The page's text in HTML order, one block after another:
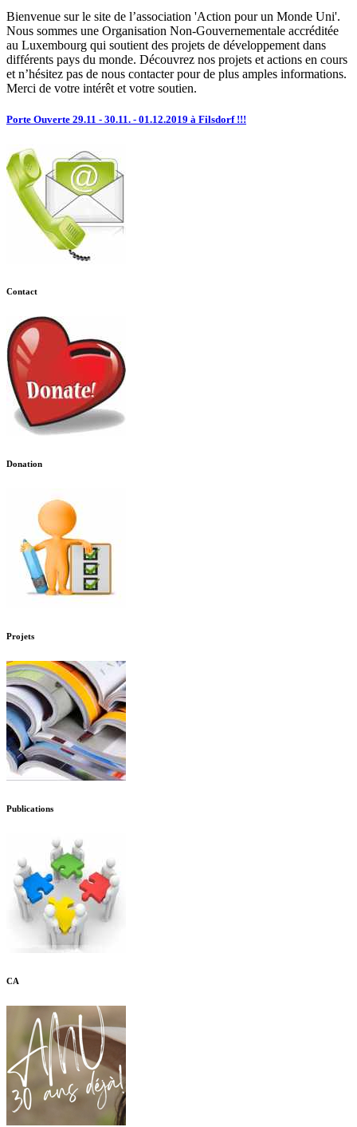
Bienvenue sur le site de l’association 'Action pour un Monde Uni'.
Nous sommes une Organisation Non-Gouvernementale accréditée
au Luxembourg qui soutient des projets de développement dans
différents pays du monde. Découvrez nos projets et actions en cours
et n’hésitez pas de nous contacter pour de plus amples informations.
Merci de votre intérêt et votre soutien.
Porte Ouverte 29.11 - 30.11. - 01.12.2019 à Filsdorf !!!
Contact
Donation
Projets
Publications
CA